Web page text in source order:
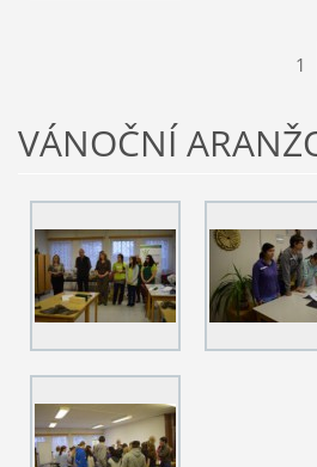
1
VÁNOČNÍ